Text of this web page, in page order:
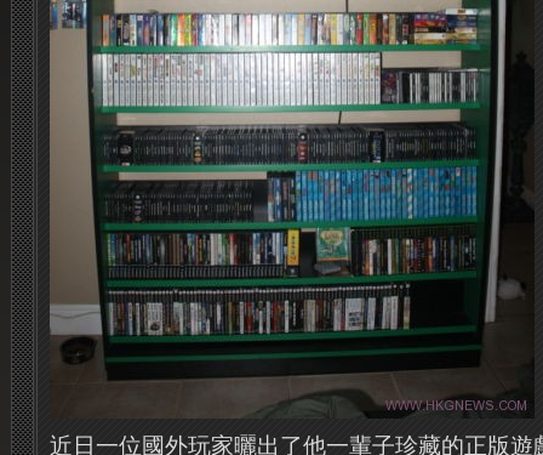
近日一位國外玩家曬出了他一輩子珍藏的正版遊